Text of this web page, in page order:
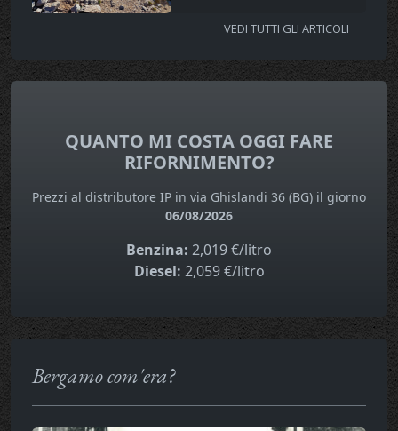
VEDI TUTTI GLI ARTICOLI
QUANTO MI COSTA OGGI FARE
RIFORNIMENTO?
Prezzi al distributore IP in via Ghislandi 36 (BG) il giorno
06/08/2026
Benzina: 2,019 €/litro
Diesel: 2,059 €/litro
Bergamo com'era?